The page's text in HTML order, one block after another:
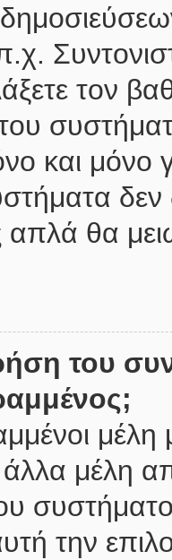
τον
του
και
δεν
απλά θα
του
μέλη
την